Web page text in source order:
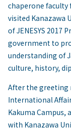
chaperone
visited Kanazawa
of JENESYS 2017
government to
understanding of
culture, history,
After the greeting
International
Kakuma Campus,
with Kanazawa